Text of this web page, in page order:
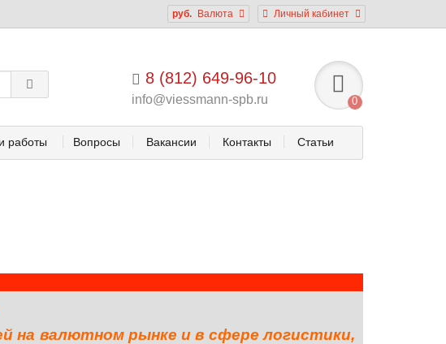
Личный кабинет
руб. Валюта
8 (812) 649-96-10
info@viessmann-spb.ru 0
работы Вопросы Вакансии Контакты Статьи
на валютном рынке и в сфере логистики,